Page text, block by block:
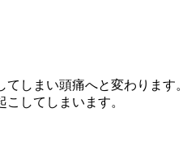
しまい頭痛へと変わります。
してしまいます。